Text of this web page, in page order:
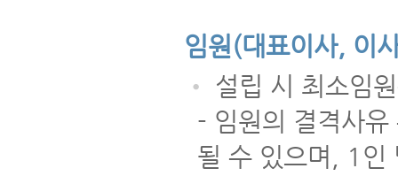
임원(대표이사, 이
• 설립 시 최소임
- 임원의 결격사
될 수 있으며, 1인